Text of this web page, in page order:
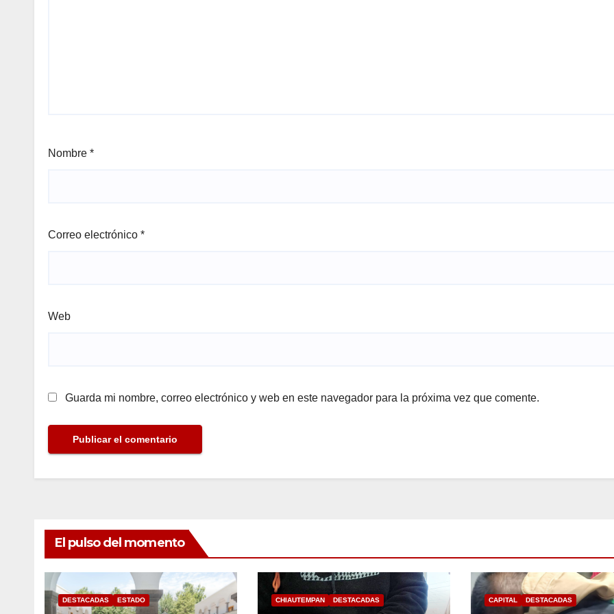
Nombre *
Correo electrónico *
Web
Guarda mi nombre, correo electrónico y web en este navegador para la próxima vez que comente.
El pulso del momento
DESTACADAS ESTADO CHIAUTEMPAN DESTACADAS CAPITAL DESTACADAS